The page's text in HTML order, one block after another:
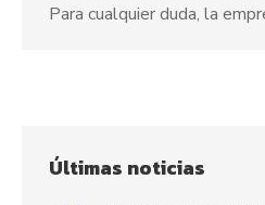
Para cualquier duda, la
Últimas noticias